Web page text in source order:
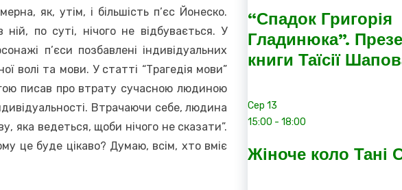
як, утім, і більшість п’єс Йонеско.
по суті, нічого не відбувається. У
п’єси позбавлені індивідуальних
волі та мови. У статті “Трагедія мови”
писав про втрату сучасною людиною
Втрачаючи себе, людина
яка ведеться, щоби нічого не сказати”.
це буде цікаво? Думаю, всім, хто вміє
“Спадок Григорія
Гладинюка”.
книги Таїсії
Сер13
15:00 -18:00
Жіноче коло Тані